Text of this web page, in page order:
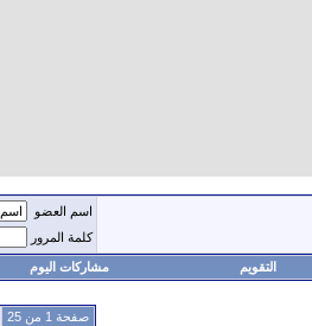
اسم العضو
كلمة المرور
التقويم مشاركات اليوم
صفحة 1 من 25